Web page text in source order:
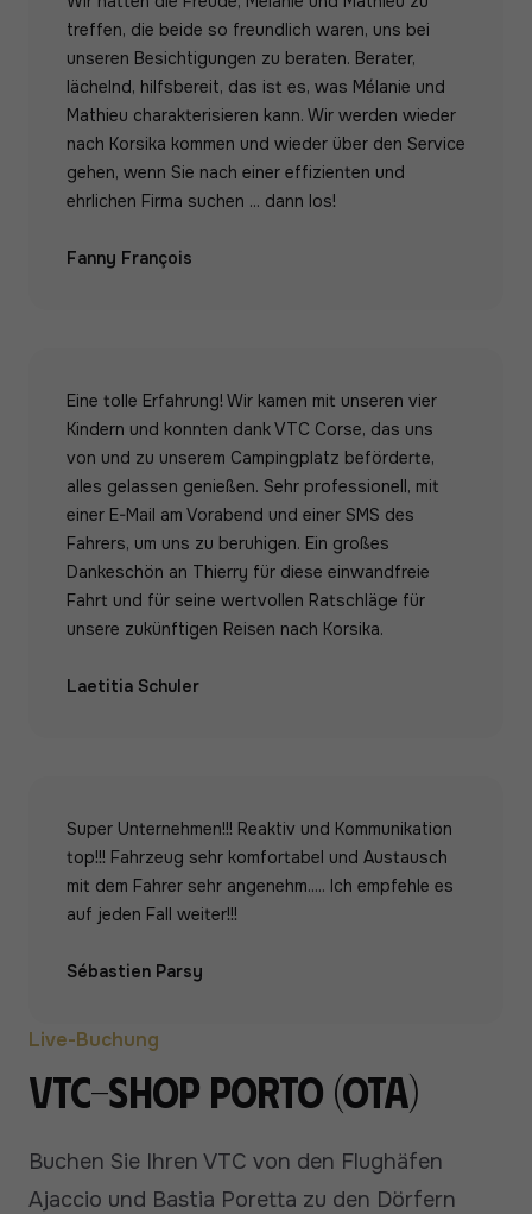
treffen, die beide so freundlich waren, uns bei
unseren Besichtigungen zu beraten. Berater,
lächelnd, hilfsbereit, das ist es, was Mélanie und
Mathieu charakterisieren kann. Wir werden wieder
nach Korsika kommen und wieder über den Service
gehen, wenn Sie nach einer effizienten und
ehrlichen Firma suchen ... dann los!
Fanny François
Eine tolle Erfahrung! Wir kamen mit unseren vier
Kindern und konnten dank VTC Corse, das uns
von und zu unserem Campingplatz beförderte,
alles gelassen genießen. Sehr professionell, mit
einer E-Mail am Vorabend und einer SMS des
Fahrers, um uns zu beruhigen. Ein großes
Dankeschön an Thierry für diese einwandfreie
Fahrt und für seine wertvollen Ratschläge für
unsere zukünftigen Reisen nach Korsika.
Laetitia Schuler
Super Unternehmen!!! Reaktiv und Kommunikation
top!!! Fahrzeug sehr komfortabel und Austausch
mit dem Fahrer sehr angenehm..... Ich empfehle es
auf jeden Fall weiter!!!
Sébastien Parsy
Live-Buchung
VTC-Shop Porto (Ota)
Buchen Sie Ihren VTC von den Flughäfen
Ajaccio und Bastia Poretta zu den Dörfern